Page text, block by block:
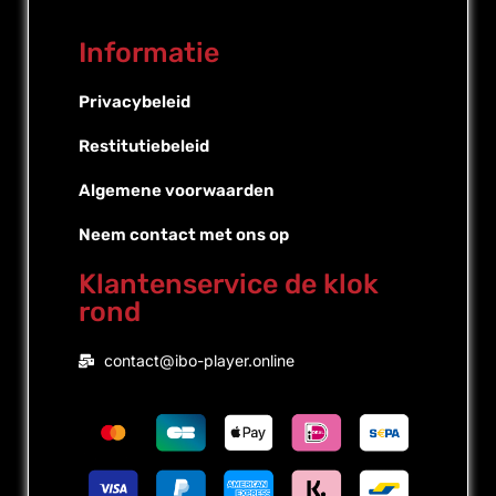
Informatie
Privacybeleid
Restitutiebeleid
Algemene voorwaarden
Neem contact met ons op
Klantenservice de klok
rond
contact@ibo-player.online
French
English
Portuguese (Brazil)